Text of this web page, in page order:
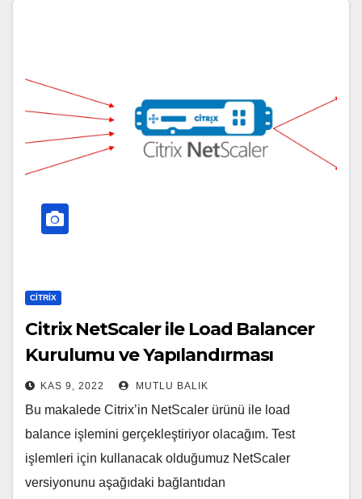
CITRIX
Citrix NetScaler ile Load Balancer
Kurulumu ve Yapılandırması
KAS 9, 2022 MUTLU BALIK
Bu makalede Citrix’in NetScaler ürünü ile load
balance işlemini gerçekleştiriyor olacağım. Test
işlemleri için kullanacak olduğumuz NetScaler
versiyonunu aşağıdaki bağlantıdan